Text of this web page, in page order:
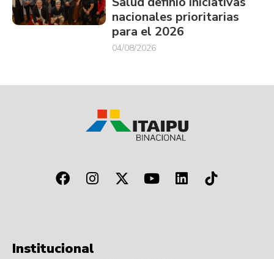
nacionales prioritarias
para el 2026
04/08/2026
Institucional